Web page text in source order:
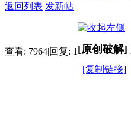
返回列表 发新帖
查看: 7964 回复: 1[原创破解]
[复制链接]